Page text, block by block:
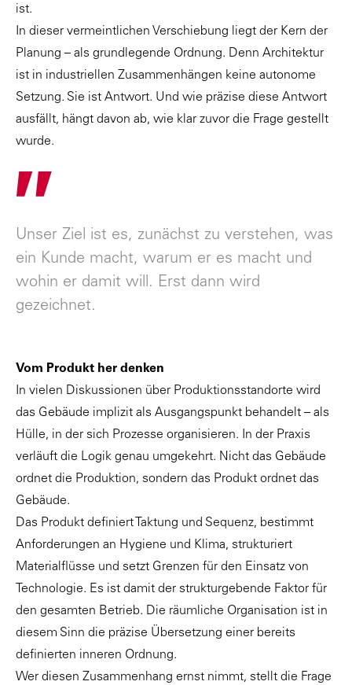
ist.
In dieser vermeintlichen Verschiebung liegt der Kern der
Planung – als grundlegende Ordnung. Denn Architektur
ist in industriellen Zusammenhängen keine autonome
Setzung. Sie ist Antwort. Und wie präzise diese Antwort
ausfällt, hängt davon ab, wie klar zuvor die Frage gestellt
wurde.
Unser Ziel ist es, zunächst zu verstehen, was
ein Kunde macht, warum er es macht und
wohin er damit will. Erst dann wird
gezeichnet.
Vom Produkt her denken
In vielen Diskussionen über Produktionsstandorte wird
das Gebäude implizit als Ausgangspunkt behandelt – als
Hülle, in der sich Prozesse organisieren. In der Praxis
verläuft die Logik genau umgekehrt. Nicht das Gebäude
ordnet die Produktion, sondern das Produkt ordnet das
Gebäude.
Das Produkt definiert Taktung und Sequenz, bestimmt
Anforderungen an Hygiene und Klima, strukturiert
Materialflüsse und setzt Grenzen für den Einsatz von
Technologie. Es ist damit der strukturgebende Faktor für
den gesamten Betrieb. Die räumliche Organisation ist in
diesem Sinn die präzise Übersetzung einer bereits
definierten inneren Ordnung.
Wer diesen Zusammenhang ernst nimmt, stellt die Frage